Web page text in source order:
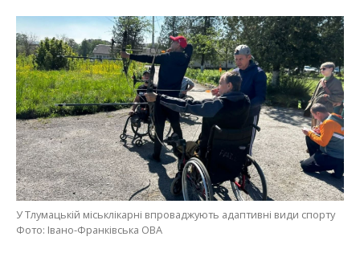
У Тлумацькій міськлікарні впроваджують адаптивні види спорту
Фото: Івано-Франківська ОВА